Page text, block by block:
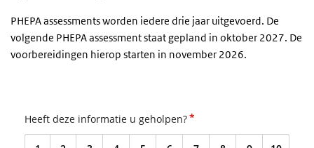
PHEPA assessments worden iedere drie jaar uitgevoerd. De
volgende PHEPA assessment staat gepland in oktober 2027. De
voorbereidingen hierop starten in november 2026.
Heeft deze informatie u geholpen?*